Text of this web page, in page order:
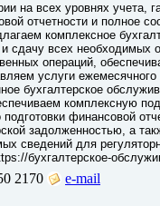
на всех уровнях учета,
отчетности и полное
комплексное
сдачу всех необходимых
операций,
услуги ежемесячного
бухгалтерское
комплексную
финансовой
задолженностью, а
сведений для
бухгалтерское-
2170 e-mail